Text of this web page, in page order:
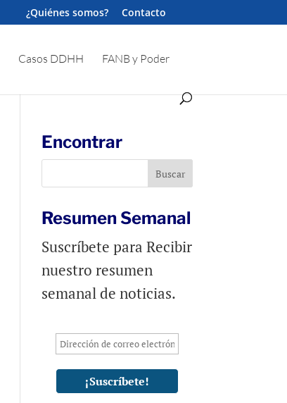
¿Quiénes somos? Contacto
Casos DDHH FANB y Poder
Encontrar
Resumen Semanal
Suscríbete para Recibir
nuestro resumen
semanal de noticias.